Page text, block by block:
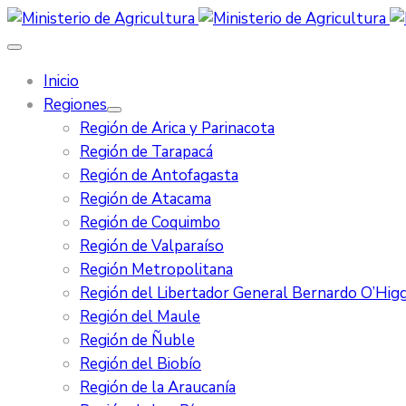
Inicio
Regiones
Región de Arica y Parinacota
Región de Tarapacá
Región de Antofagasta
Región de Atacama
Región de Coquimbo
Región de Valparaíso
Región Metropolitana
Región del Libertador General Bernardo
Región del Maule
Región de Ñuble
Región del Biobío
Región de la Araucanía